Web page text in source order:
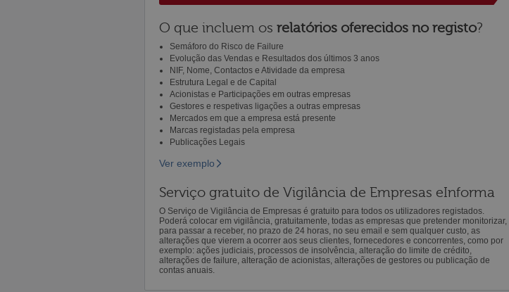
O que incluem os relatórios oferecidos no registo?
Semáforo do Risco de Failure
Evolução das Vendas e Resultados dos últimos 3 anos
NIF, Nome, Contactos e Atividade da empresa
Estrutura Legal e de Capital
Acionistas e Participações em outras empresas
Gestores e respetivas ligações a outras empresas
Mercados em que a empresa está presente
Marcas registadas pela empresa
Publicações Legais
Ver exemplo
Serviço gratuito de Vigilância de Empresas eInforma
O Serviço de Vigilância de Empresas é gratuito para todos os utilizadores registados.
Poderá colocar em vigilância, gratuitamente, todas as empresas que pretender monitorizar,
para passar a receber, no prazo de 24 horas, no seu email e sem qualquer custo, as
alterações que vierem a ocorrer aos seus clientes, fornecedores e concorrentes, como por
exemplo: ações judiciais, processos de insolvência, alteração do limite de crédito,
alterações de failure, alteração de acionistas, alterações de gestores ou publicação de
contas anuais.